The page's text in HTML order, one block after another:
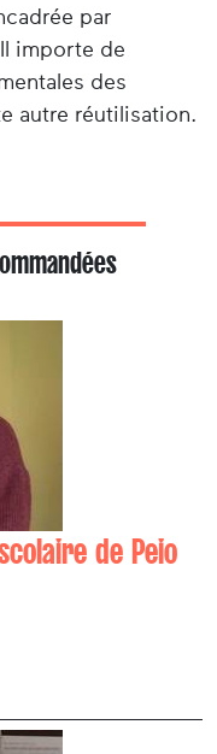
par
importe de
des
autre réutilisation.
de Peio